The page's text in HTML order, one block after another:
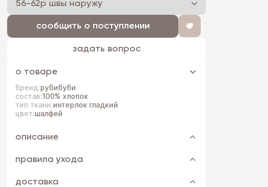
сообщить о поступлении
задать вопрос
о товаре
бренд:рубибуби
состав:100% хлопок
тип ткани:интерлок гладкий
цвет:шалфей
описание
правила ухода
доставка